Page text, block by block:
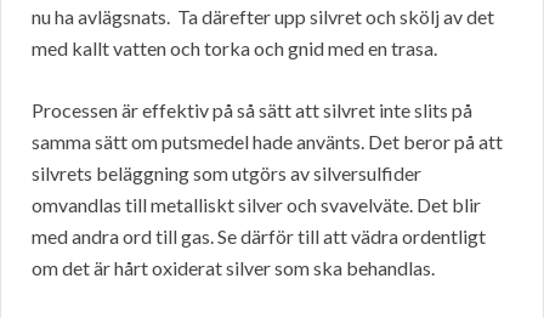
nu ha avlägsnats. Ta därefter upp silvret och skölj av det
med kallt vatten och torka och gnid med en trasa.
Processen är effektiv på så sätt att silvret inte slits på
samma sätt om putsmedel hade använts. Det beror på att
silvrets beläggning som utgörs av silversulfider
omvandlas till metalliskt silver och svavelväte. Det blir
med andra ord till gas. Se därför till att vädra ordentligt
om det är hårt oxiderat silver som ska behandlas.